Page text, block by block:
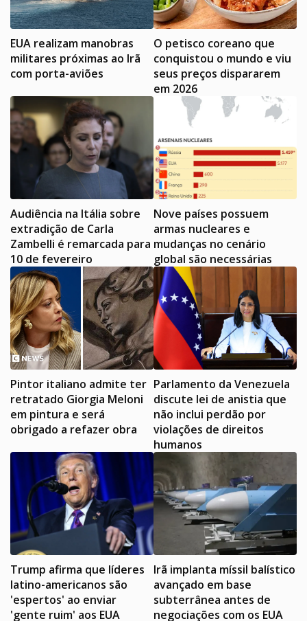
EUA realizam manobras
militares próximas ao Irã
com porta-aviões
O petisco coreano que
conquistou o mundo e viu
seus preços dispararem
em 2026
Audiência na Itália sobre
extradição de Carla
Zambelli é remarcada para
10 de fevereiro
Nove países possuem
armas nucleares e
mudanças no cenário
global são necessárias
Pintor italiano admite ter
retratado Giorgia Meloni
em pintura e será
obrigado a refazer obra
Parlamento da Venezuela
discute lei de anistia que
não inclui perdão por
violações de direitos
humanos
Trump afirma que líderes
latino-americanos são
'espertos' ao enviar
'gente ruim' aos EUA
Irã implanta míssil balístico
avançado em base
subterrânea antes de
negociações com os EUA